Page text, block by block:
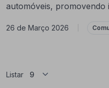
automóveis, promovendo
26 de Março 2026
Listar